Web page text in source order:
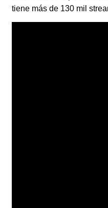
tiene más de 130 mil